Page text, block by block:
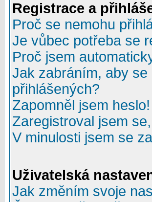
Registrace a
Proč se nemohu
Je vůbec potřeba se
Proč jsem
Jak zabráním, aby
přihlášených?
Zapomněl jsem heslo!
Zaregistroval jsem
V minulosti jsem se
Uživatelská
Jak změním svoje